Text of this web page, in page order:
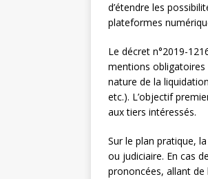
d’étendre les
plateformes
Le décret n°2019-
mentions obligatoires
nature de la
etc.). L’objectif
aux tiers intéressés.
Sur le plan pratique,
ou judiciaire. En cas
prononcées, allant de